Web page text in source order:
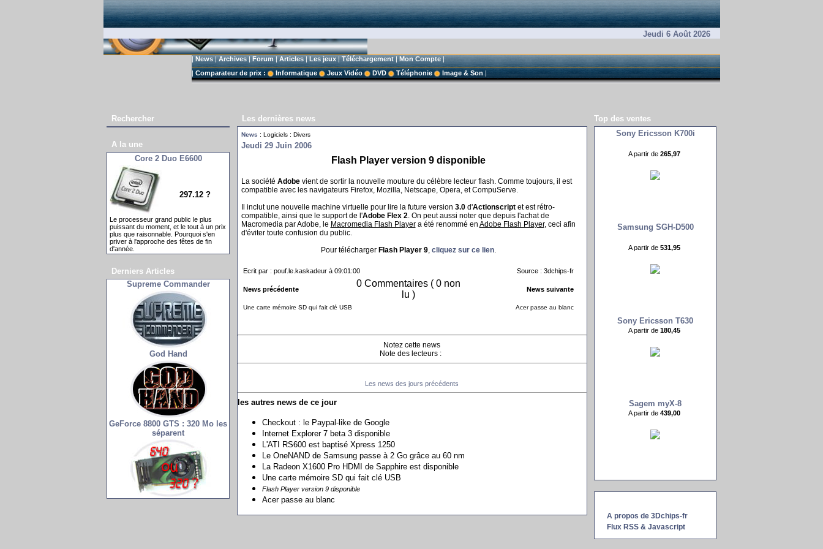
Jeudi 6 Août 2026
|News|Archives|Forum|Articles|Les jeux|Téléchargement|Mon Compte|
| Comparateur de prix : Informatique Jeux Vidéo DVD Téléphonie Image & Son |
Rechercher
A la une
Core 2 Duo E6600
297.12 ?
Le processeur grand public le plus
puissant du moment, et le tout à un prix
plus que raisonnable. Pourquoi s'en
priver à l'approche des fêtes de fin
d'année.
Derniers Articles
Supreme Commander
God Hand
GeForce 8800 GTS : 320 Mo les
séparent
Les dernières news
News : Logiciels: Divers
Jeudi 29 Juin 2006
Flash Player version 9 disponible
La société Adobevient de sortir la nouvelle mouture du célèbre lecteur flash. Comme toujours, il est
compatible avec les navigateurs Firefox, Mozilla, Netscape, Opera, et CompuServe.
Il inclut une nouvelle machine virtuelle pour lire la future version 3.0d'Actionscriptet est rétro-
compatible, ainsi que le support de l'Adobe Flex 2. On peut aussi noter que depuis l'achat de
Macromedia par Adobe, le Macromedia Flash Playera été renommé en Adobe Flash Player, ceci afin
d'éviter toute confusion du public.
Pour télécharger Flash Player 9, cliquez sur ce lien.
Ecrit par : pouf.le.kaskadeur à 09:01:00 Source : 3dchips-fr
News précédente
0 Commentaires ( 0 non
lu )
News suivante
Une carte mémoire SD qui fait clé USB Acer passe au blanc
Notez cette news
Note des lecteurs :
Les news des jours précédents
les autres news de ce jour
Checkout : le Paypal-like de Google
Internet Explorer 7 beta 3 disponible
L'ATI RS600 est baptisé Xpress 1250
Le OneNAND de Samsung passe à 2 Go grâce au 60 nm
La Radeon X1600 Pro HDMI de Sapphire est disponible
Une carte mémoire SD qui fait clé USB
Flash Player version 9 disponible
Acer passe au blanc
Top des ventes
Sony Ericsson K700i
A partir de 265,97 
Samsung SGH-D500
A partir de 531,95 
Sony Ericsson T630
A partir de 180,45 
Sagem myX-8
A partir de 439,00 
A propos de 3Dchips-fr
Flux RSS & Javascript